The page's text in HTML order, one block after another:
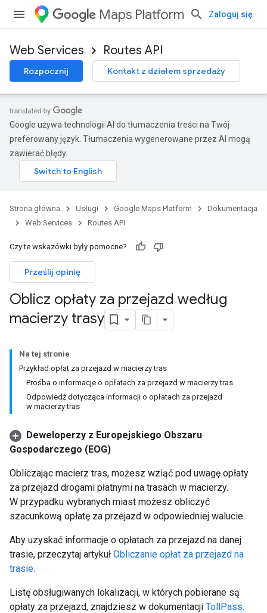
Maps Platform Zaloguj się
Web Services Routes API
Rozpocznij Kontakt z działem sprzedaży
Google używa technologii AI do tłumaczenia treści na Twój
preferowany język. Tłumaczenia wygenerowane przez AI mogą
zawierać błędy.
Strona główna Usługi Google Maps Platform
Dokumentacja
Web Services
Routes API
Czy te wskazówki były pomocne?
Prześlij opinię
Oblicz opłaty za przejazd według
macierzy trasy
Na tej stronie
Przykład opłat za przejazd w macierzy tras
Prośba o informacje o opłatach za przejazd w macierzy tras
Odpowiedź dotycząca informacji o opłatach za przejazd
w macierzy tras
Deweloperzy z Europejskiego Obszaru
Gospodarczego (EOG)
Obliczając macierz tras, możesz wziąć pod uwagę opłaty
za przejazd drogami płatnymi na trasach w macierzy.
W przypadku wybranych miast możesz obliczyć
szacunkową opłatę za przejazd w odpowiedniej walucie.
Aby uzyskać informacje o opłatach za przejazd na danej
trasie, przeczytaj artykuł Obliczanie opłat za przejazd na
trasie.
Listę obsługiwanych lokalizacji, w których pobierane są
opłaty za przejazd, znajdziesz w dokumentacji TollPass.